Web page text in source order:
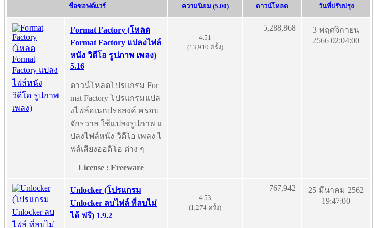
ชื่อซอฟต์แวร์ ความนิยม (5.00) ดาวน์โหลด วันที่ปรับปรุง
Format Factory (โหลด
Format Factory แปลงไฟล์
หนัง วิดีโอ รูปภาพ เพลง)
5.16
ดาวน์โหลดโปรแกรม For
mat Factory โปรแกรมแปล
งไฟล์อเนกประสงค์ ครอบ
จักรวาล ใช้แปลงรูปภาพ แ
ปลงไฟล์หนัง วิดีโอ เพลง ไ
ฟล์เสียงออดิโอ ต่าง ๆ
License : Freeware
4.51
(13,910 ครั้ง)
5,288,868
3 พฤศจิกายน
2566 02:04:00
Unlocker (โปรแกรม
Unlocker ลบไฟล์ ที่ลบไม่
ได้ ฟรี) 1.9.2
4.53
(1,274 ครั้ง)
767,942
25 มีนาคม 2562
19:47:00